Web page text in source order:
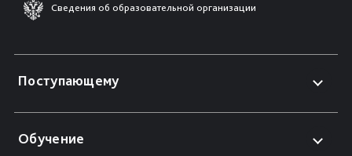
Сведения об образовательной организации
Поступающему
Обучение